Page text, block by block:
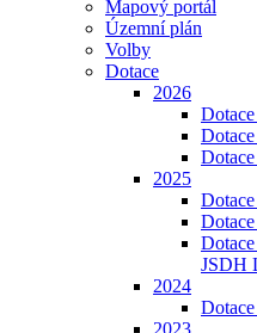
Mapový portál
Územní plán
Volby
Dotace
2026
2025
JSDH
2024
2023